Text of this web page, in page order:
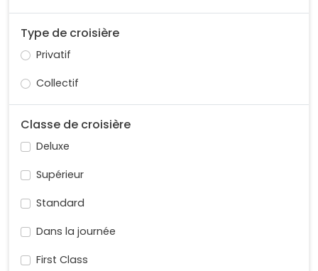
Type de croisière
Privatif
Collectif
Classe de croisière
Deluxe
Supérieur
Standard
Dans la journée
First Class